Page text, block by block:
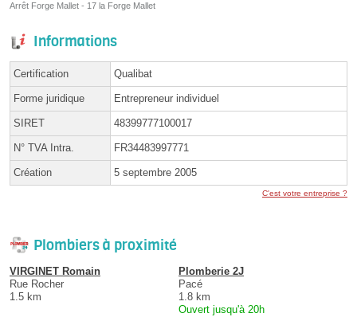
Arrêt Forge Mallet - 17 la Forge Mallet
Informations
Certification Qualibat
Forme juridique Entrepreneur individuel
SIRET 48399777100017
N° TVA Intra. FR34483997771
Création 5 septembre 2005
C'est votre entreprise ?
Plombiers à proximité
VIRGINET Romain
Rue Rocher
1.5 km
Plomberie 2J
Pacé
1.8 km
Ouvert jusqu'à 20h